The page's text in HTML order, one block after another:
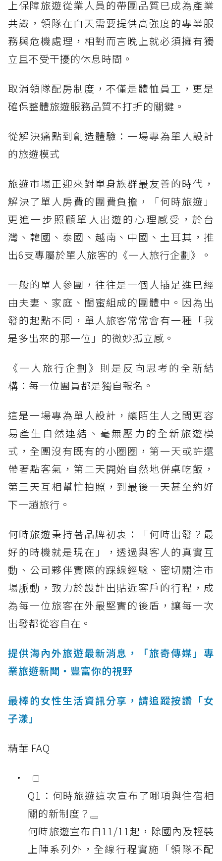
上保障旅遊從業人員的帶團品質已成為產業
共識，領隊在白天需要提供高強度的專業服
務與危機處理，相對而言晚上就必須擁有獨
立且不受干擾的休息時間。
取消領隊配房制度，不僅是體恤員工，更是
確保整體旅遊服務品質不打折的關鍵。
從解決痛點到創造體驗：一場專為單人設計
的旅遊模式
旅遊市場正迎來對單身族群最友善的時代，
解決了單人房費的團費負擔，「何時旅遊」
更進一步照顧單人出遊的心理感受，於台
灣、韓國、泰國、越南、中國、土耳其，推
出6支專屬於單人旅客的《一人旅行企劃》。
一般的單人參團，往往是一個人插足進已經
由夫妻、家庭、閨蜜組成的團體中。因為出
發的起點不同，單人旅客常常會有一種「我
是多出來的那一位」的微妙孤立感。
《一人旅行企劃》則是反向思考的全新結
構：每一位團員都是獨自報名。
這是一場專為單人設計，讓陌生人之間更容
易產生自然連結、毫無壓力的全新旅遊模
式，全團沒有既有的小圈圈，第一天或許還
帶著點客氣，第二天開始自然地併桌吃飯，
第三天互相幫忙拍照，到最後一天甚至約好
下一趟旅行。
何時旅遊秉持著品牌初衷：「何時出發？最
好的時機就是現在」，透過與客人的真實互
動、公司夥伴實際的踩線經驗、密切關注市
場脈動，致力於設計出貼近客戶的行程，成
為每一位旅客在外最堅實的後盾，讓每一次
出發都從容自在。
提供海內外旅遊最新消息，「旅奇傳媒」專
業旅遊新聞‧豐富你的視野
最棒的女性生活資訊分享，請追蹤按讚「女
子漾」
精華 FAQ
Q1：何時旅遊這次宣布了哪項與住宿相
關的新制度？
何時旅遊宣布自11/11起，除國內及輕裝
上陣系列外，全線行程實施「領隊不配